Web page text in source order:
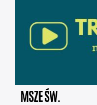
MSZE ŚW.